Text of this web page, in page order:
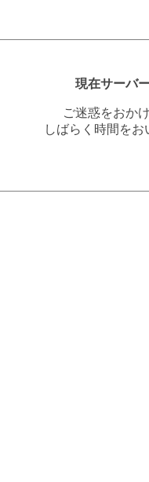
現在サーバ
ご迷惑をおか
しばらく時間を